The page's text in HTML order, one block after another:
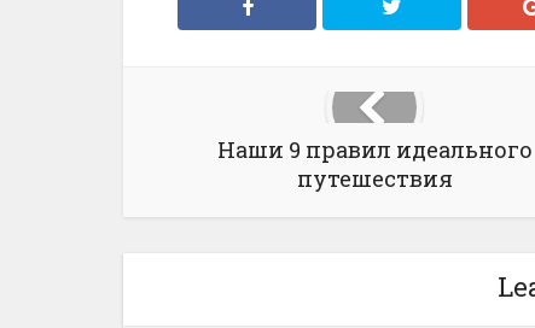
Наши 9 правил идеального
путешествия